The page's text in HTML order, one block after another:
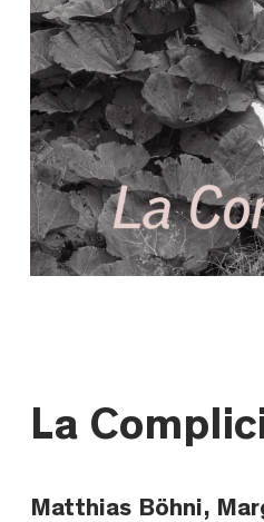
La
Matthias Böhni,